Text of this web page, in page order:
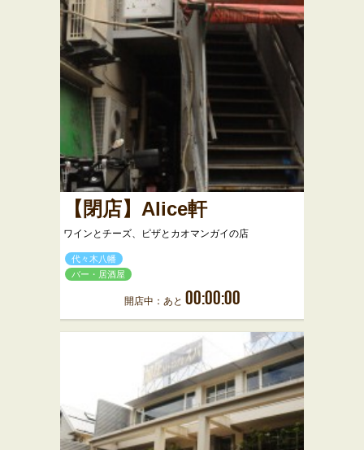
【閉店】Alice軒
ワインとチーズ、ピザとカオマンガイの店
代々木八幡
バー・居酒屋
開店中：あと 00:00:00